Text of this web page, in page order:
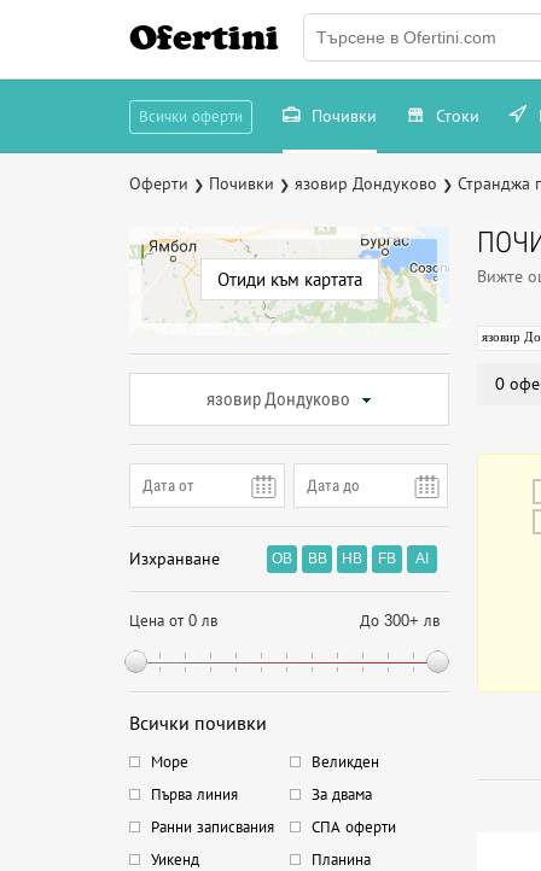
Ofertini
Всички оферти Почивки Стоки
Оферти ❯ Почивки ❯ язовир Дондуково ❯ Странджа
Отиди към картата
язовир Дондуково
Изхранване OB BB HB FB AI
Цена от 0 лв До 300+ лв
Всички почивки
Море
Великден
Първа линия
За двама
Ранни записвания
СПА оферти
Уикенд
Планина
Вижте
язовир
0